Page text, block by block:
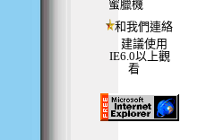
蜜臘機
和我們連絡
建議使用
IE6.0以上觀
看